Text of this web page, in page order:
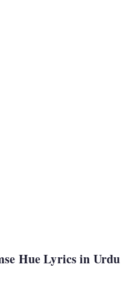
Hue Lyrics in Urdu